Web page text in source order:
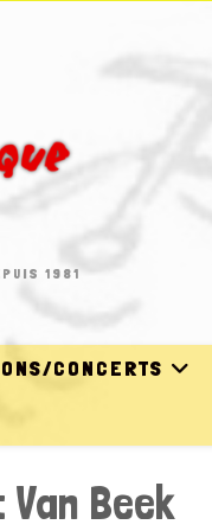
1981
CONCERTS
Beek